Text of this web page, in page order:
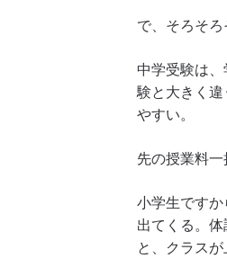
で、そろそ
中学受験は
験と大きく
やすい。
先の授業料一
小学生です
出てくる。
と、クラス